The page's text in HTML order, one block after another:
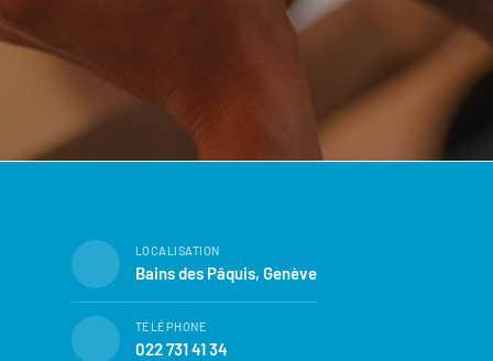
LOCALISATION
Bains des Pâquis, Genève
TÉLÉPHONE
022 731 41 34